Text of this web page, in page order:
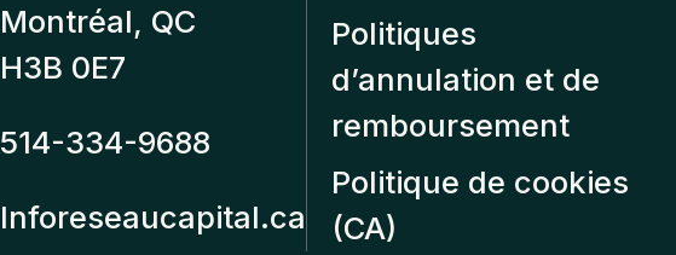
Montréal, QC
H3B 0E7
514-334-9688
Inforeseaucapital.ca
Politiques
d’annulation et de
remboursement
Politique de cookies
(CA)